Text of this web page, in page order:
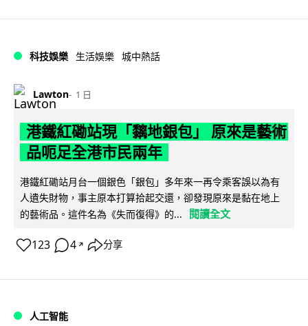
科技娛樂 生活娛樂 城中熱話
Lawton 1 日
港鐵紅磡站現「黐地銀包」 原來是藝術
品呃足全港市民兩年
港鐵紅磡站月台一個銀色「銀包」多年來一再令乘客誤以為有
人遺失財物，事主原本打算拾起交還，卻發現原來是黏在地上
的藝術品。這件名為《失而復得》的...
閱讀全文
123 4 ↗ 分享
人工智能